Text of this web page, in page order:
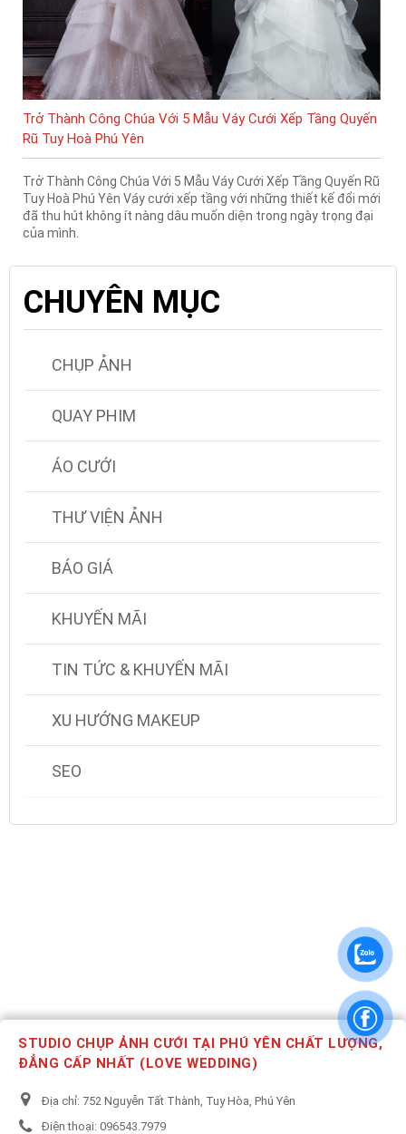
Trở Thành Công Chúa Với 5 Mẫu Váy Cưới Xếp Tầng Quyến
Rũ Tuy Hoà Phú Yên
Trở Thành Công Chúa Với 5 Mẫu Váy Cưới Xếp Tầng Quyến Rũ
Tuy Hoà Phú Yên Váy cưới xếp tầng với những thiết kế đổi mới
đã thu hút không ít nàng dâu muốn diện trong ngày trọng đại
của mình.
CHUYÊN MỤC
CHỤP ẢNH
QUAY PHIM
ÁO CƯỚI
THƯ VIỆN ẢNH
BÁO GIÁ
KHUYẾN MÃI
TIN TỨC & KHUYẾN MÃI
XU HƯỚNG MAKEUP
SEO
STUDIO CHỤP ẢNH CƯỚI TẠI PHÚ YÊN CHẤT LƯỢNG,
ĐẲNG CẤP NHẤT (LOVE WEDDING)
Địa chỉ: 752 Nguyễn Tất Thành, Tuy Hòa, Phú Yên
Điện thoại: 096543.7979